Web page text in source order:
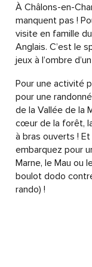
À Châlons-en-
manquent pas !
visite en famille
Anglais. C’est le
jeux à l’ombre
Pour une activité
pour une
de la Vallée de la
cœur de la forêt,
à bras ouverts ! Et
embarquez pour
Marne, le Mau ou
boulot dodo
rando) !